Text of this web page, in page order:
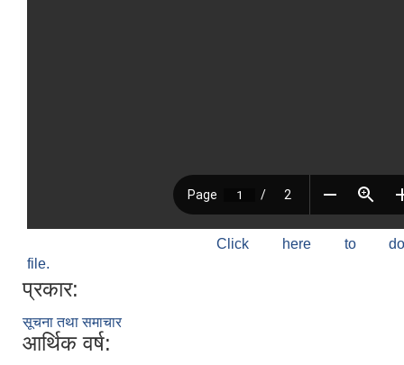
Click here to
file.
प्रकार:
सूचना तथा समाचार
आर्थिक वर्ष: